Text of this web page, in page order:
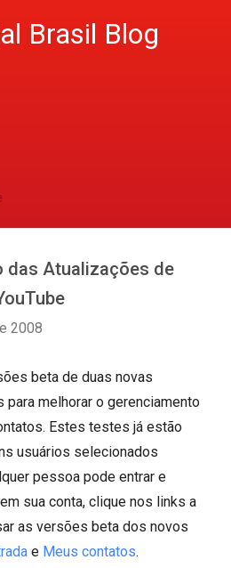
Brasil Blog
das Atualizações de
2008
beta de duas novas
melhorar o gerenciamento
Estes testes já estão
usuários selecionados
pessoa pode entrar e
sua conta, clique nos links a
as versões beta dos novos
e Meus contatos.